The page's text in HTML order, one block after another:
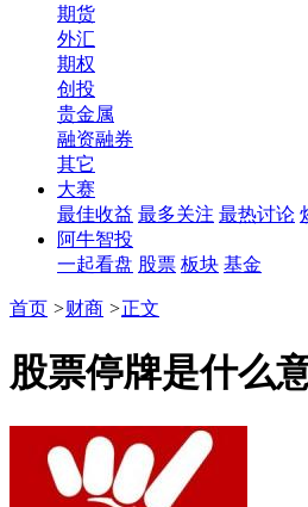
期货
外汇
期权
创投
贵金属
融资融券
其它
大赛
最佳收益 最多关注 最热讨论
阿牛智投
一起看盘 股票 板块 基金
首页 >财商 >正文
股票停牌是什么